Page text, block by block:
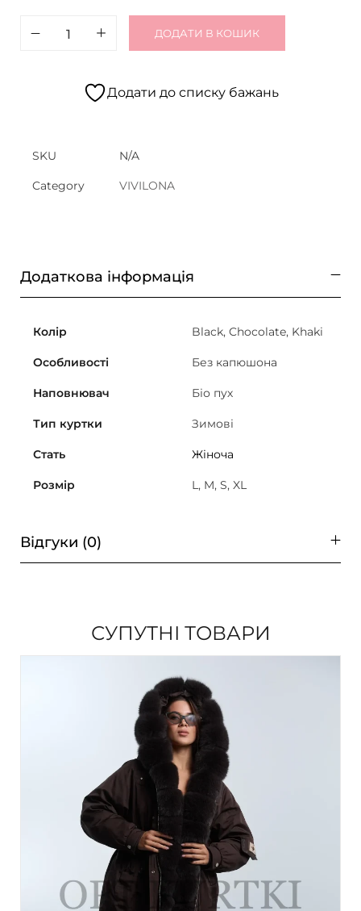
ДОДАТИ В КОШИК
Додати до списку бажань
SKU N/A
Category VIVILONA
Додаткова інформація
Колір Black, Chocolate, Khaki
Особливості Без капюшона
Наповнювач Біо пух
Тип куртки Зимові
Стать Жіноча
Розмір L, M, S, XL
Відгуки (0)
СУПУТНІ ТОВАРИ